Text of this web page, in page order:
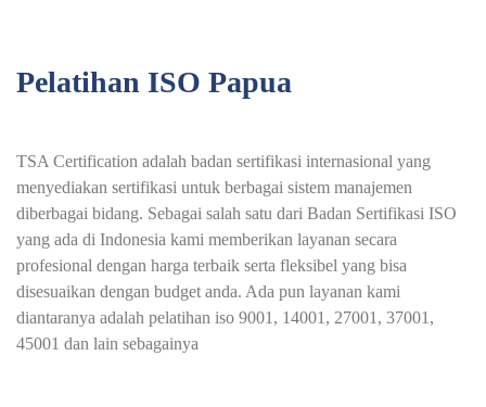
Pelatihan ISO Papua
TSA Certification adalah badan sertifikasi internasional yang
menyediakan sertifikasi untuk berbagai sistem manajemen
diberbagai bidang. Sebagai salah satu dari Badan Sertifikasi ISO
yang ada di Indonesia kami memberikan layanan secara
profesional dengan harga terbaik serta fleksibel yang bisa
disesuaikan dengan budget anda. Ada pun layanan kami
diantaranya adalah pelatihan iso 9001, 14001, 27001, 37001,
45001 dan lain sebagainya